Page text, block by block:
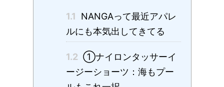
1.1
NANGAって最近アパレ
ルにも本気出してきてる
1.2 ①ナイロンタッサーイ
ージーショーツ：海もプー